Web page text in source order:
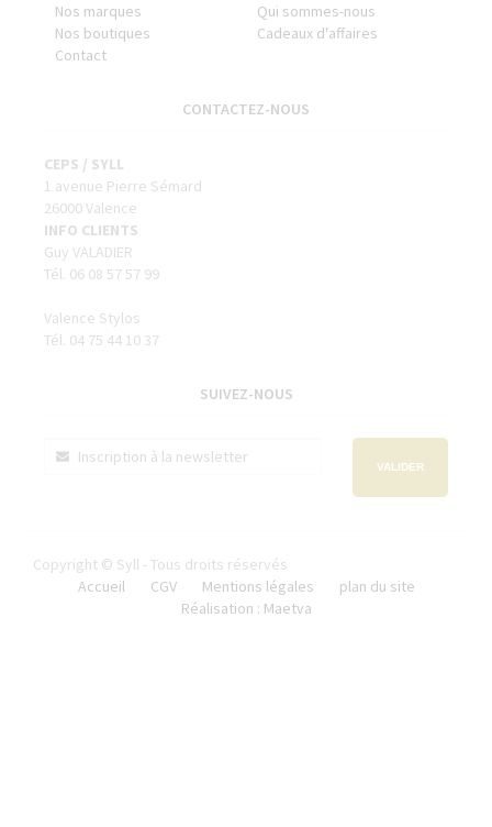
Nos marques
Qui sommes-nous
Nos boutiques
Cadeaux d'affaires
Contact
CONTACTEZ-NOUS
CEPS / SYLL
1 avenue Pierre Sémard
26000 Valence
INFO CLIENTS
Guy VALADIER
Tél. 06 08 57 57 99
Valence Stylos
Tél. 04 75 44 10 37
SUIVEZ-NOUS
VALIDER
Copyright © Syll - Tous droits réservés
Accueil
CGV Mentions légales
plan du site
Réalisation : Maetva